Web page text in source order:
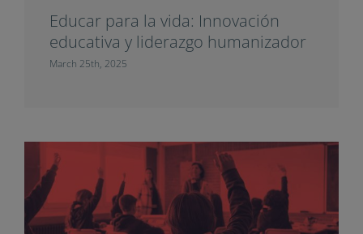
Educar para la vida: Innovación
educativa y liderazgo humanizador
March 25th, 2025